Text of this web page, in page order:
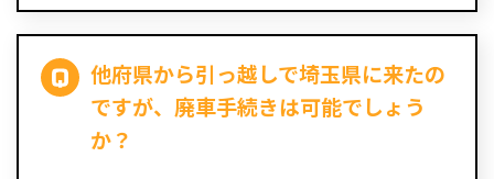
他府県から引っ越しで埼玉県に来たの
ですが、廃車手続きは可能でしょう
か？